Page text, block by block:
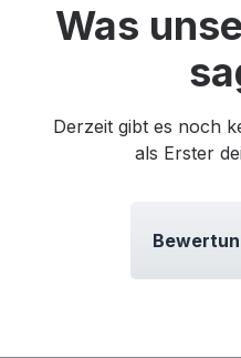
Was
Derzeit gibt es noch
als Erster